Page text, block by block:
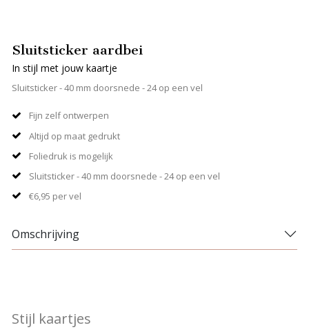
Sluitsticker aardbei
In stijl met jouw kaartje
Sluitsticker - 40 mm doorsnede - 24 op een vel
Fijn zelf ontwerpen
Altijd op maat gedrukt
Foliedruk is mogelijk
Sluitsticker - 40 mm doorsnede - 24 op een vel
€6,95 per vel
Omschrijving
Stijl kaartjes